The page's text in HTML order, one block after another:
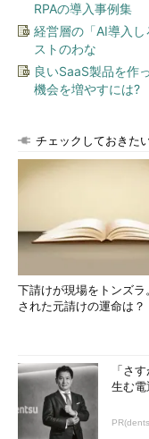
RPAの導入事例集
経営層の「AI導入
ストのわな
良いSaaS製品を作
機会を増やすには?
チェックしておきた
下請けが現場をトンズラ
された元請けの運命は？
「さ
生む電